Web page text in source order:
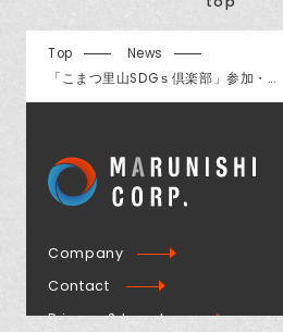
Top
News
「こまつ里山SDGｓ倶楽部」参加・...
Company
Contact
Privacy & Legal